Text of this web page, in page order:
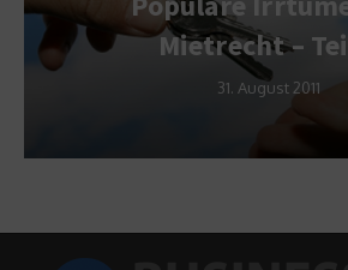
Mietrecht – Teil 1
31. August 2011